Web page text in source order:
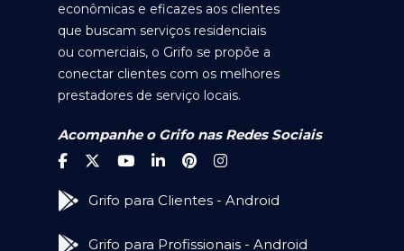
econômicas e eficazes aos clientes
que buscam serviços residenciais
ou comerciais, o Grifo se propõe a
conectar clientes com os melhores
prestadores de serviço locais.
Acompanhe o Grifo nas Redes Sociais
Grifo para Clientes - Android
Grifo para Profissionais - Android